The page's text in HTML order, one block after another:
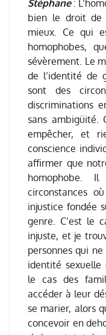
Stéphane :
bien le droit de
mieux. Ce qui
homophobes,
sévèrement. Le
de l’identité de
sont des
discriminations
sans ambigüité.
empêcher, et
conscience
affirmer que
homophobe.
circonstances
injustice fondée
genre. C’est le
injuste, et je
personnes qui
identité sexuelle
le cas des
accéder à leur
se marier, alors
concevoir en